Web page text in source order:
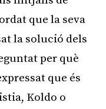
que la seva
la solució dels
per què
que és
Koldo o